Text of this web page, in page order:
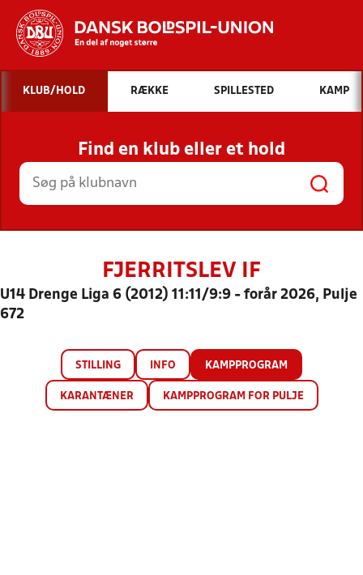
Hvad vil du søge efter?
INDHOLD OG NYHEDER
STILLINGER, RESULTATER, KLUBBER OG
HOLD
KLUB/HOLD RÆKKE SPILLESTED KAMP
Find en klub eller et hold
FJERRITSLEV IF
U14 Drenge Liga 6 (2012) 11:11/9:9 - forår 2026, Pulje
672
STILLING INFO KAMPPROGRAM
KARANTÆNER KAMPPROGRAM FOR PULJE